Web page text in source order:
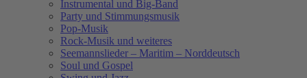
Instrumental und Big-Band
Party und Stimmungsmusik
Pop-Musik
Rock-Musik und weiteres
Seemannslieder – Maritim – Norddeutsch
Soul und Gospel